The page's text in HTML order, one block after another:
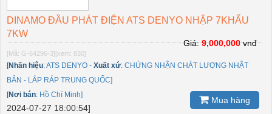
DINAMO ĐẦU PHÁT ĐIỆN ATS DENYO NHẬP 7KHẨU
7KW
[Mã: G-64296-3][xem: 830]
[Nhãn hiệu:ATS DENYO - Xuất xứ: CHỨNG NHẬN CHÁT LƯỢNG NHẬT
BẢN - LẮP RÁP TRUNG QUỐC]
[Nơi bán: Hồ Chí Minh]
2024-07-27 18:00:54]
Giá:9,000,000vnđ
Mua hàng